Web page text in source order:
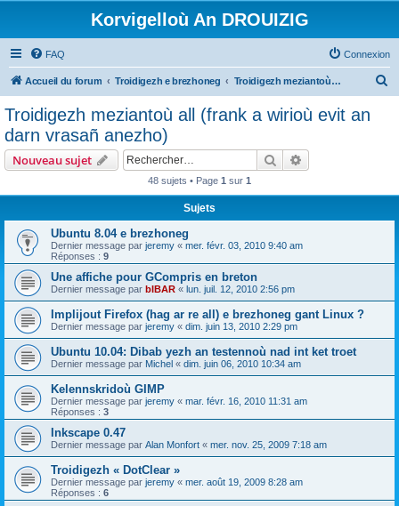
Korvigelloù An DROUIZIG
FAQ Connexion
Accueil du forum Troidigezh e brezhoneg Troidigezh meziantoù all (frank a wirioù evit an darn vrasañ anezho)
Troidigezh meziantoù all (frank a wirioù evit an
darn vrasañ anezho)
Nouveau sujet Rechercher
48 sujets • Page 1 sur 1
Sujets
Ubuntu 8.04 e brezhoneg
Dernier message par jeremy « mer. févr. 03, 2010 9:40 am
Réponses : 9
Une affiche pour GCompris en breton
Dernier message par bIBAR « lun. juil. 12, 2010 2:56 pm
Implijout Firefox (hag ar re all) e brezhoneg gant Linux ?
Dernier message par jeremy « dim. juin 13, 2010 2:29 pm
Ubuntu 10.04: Dibab yezh an testennoù nad int ket troet
Dernier message par Michel « dim. juin 06, 2010 10:34 am
Kelennskridoù GIMP
Dernier message par jeremy « mar. févr. 16, 2010 11:31 am
Réponses : 3
Inkscape 0.47
Dernier message par Alan Monfort « mer. nov. 25, 2009 7:18 am
Troidigezh « DotClear »
Dernier message par jeremy « mer. août 19, 2009 8:28 am
Réponses : 6